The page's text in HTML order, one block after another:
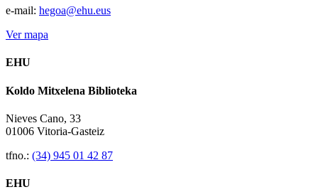
e-mail: hegoa@ehu.eus
Ver mapa
EHU
Koldo Mitxelena Biblioteka
Nieves Cano, 33
01006 Vitoria-Gasteiz
tfno.: (34) 945 01 42 87
EHU